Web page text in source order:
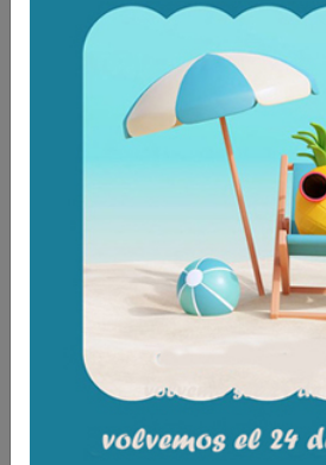
efectiva de los valores de
(según lo medido a través de
imagenología de presiones) en
glúteos con poca o ninguna
Se adapta a todos los tipos de
particularmente como un
ventilación de aire interno,
se ajuste rápidamente a la
paciente y protegiendo contra
Es una solución efectiva en la
úlceras por presión en áreas de
previamente.
Es igualmente efectivo como
efectos de maceración, fricción
resultado de: